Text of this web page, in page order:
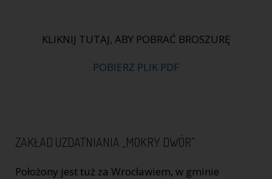
KLIKNIJ TUTAJ, ABY POBRAĆ BROSZURĘ
POBIERZ PLIK PDF
ZAKŁAD UZDATNIANIA „MOKRY DWÓR”
Położony jest tuż za Wrocławiem, w gminie